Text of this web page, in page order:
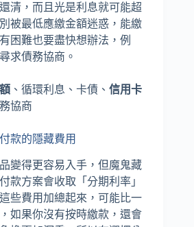
清，而且光是利息就可能超
被最低應繳金額迷惑，能繳
困難也要盡快想辦法，例
求債務協商。
、循環利息、卡債、 信用卡
協商
款的隱藏費用
變得更容易入手，但魔鬼藏
款方案會收取「分期利率」
些費用加總起來，可能比一
如果你沒有按時繳款，還會